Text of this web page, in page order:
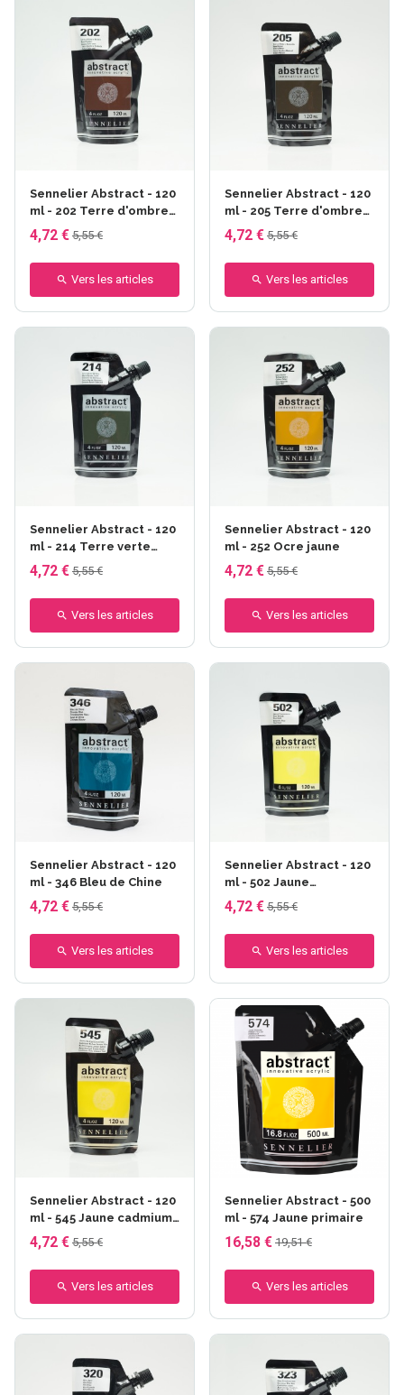
Sennelier Abstract - 120
ml - 202 Terre d'ombre
brûlée
4,72 € 5,55 €
Vers les articles
Sennelier Abstract - 120
ml - 205 Terre d'ombre
naturelle
4,72 € 5,55 €
Vers les articles
Sennelier Abstract - 120
ml - 214 Terre verte
brûlée
4,72 € 5,55 €
Vers les articles
Sennelier Abstract - 120
ml - 252 Ocre jaune
4,72 € 5,55 €
Vers les articles
Sennelier Abstract - 120
ml - 346 Bleu de Chine
4,72 € 5,55 €
Vers les articles
Sennelier Abstract - 120
ml - 502 Jaune
fluorescent
4,72 € 5,55 €
Vers les articles
Sennelier Abstract - 120
ml - 545 Jaune cadmium
citron
4,72 € 5,55 €
Vers les articles
Sennelier Abstract - 500
ml - 574 Jaune primaire
16,58 € 19,51 €
Vers les articles